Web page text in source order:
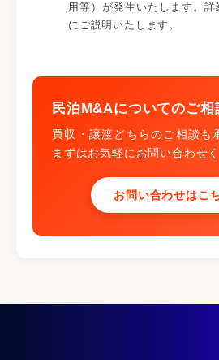
用等）が発生いたします。
にご説明いたします。
民泊M&Aについてのご相
買収・譲渡どちらのご相談も
まずはお気軽にお問い合わせく
お問い合わせはこ